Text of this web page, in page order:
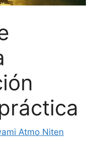
Atmo Niten